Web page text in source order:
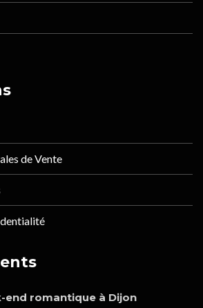
de Vente
end romantique à Dijon